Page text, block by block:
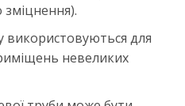
використовуються для
невеликих